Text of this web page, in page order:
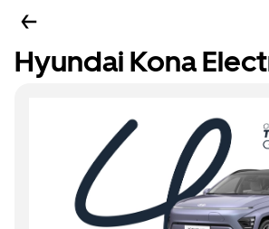
Hyundai Kona